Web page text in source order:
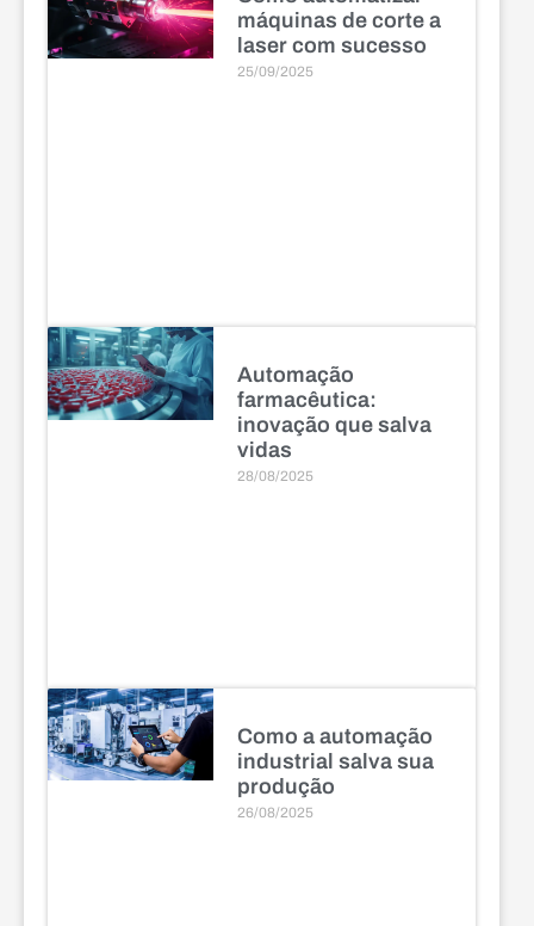
máquinas de corte a
laser com sucesso
25/09/2025
Automação
farmacêutica:
inovação que salva
vidas
28/08/2025
Como a automação
industrial salva sua
produção
26/08/2025